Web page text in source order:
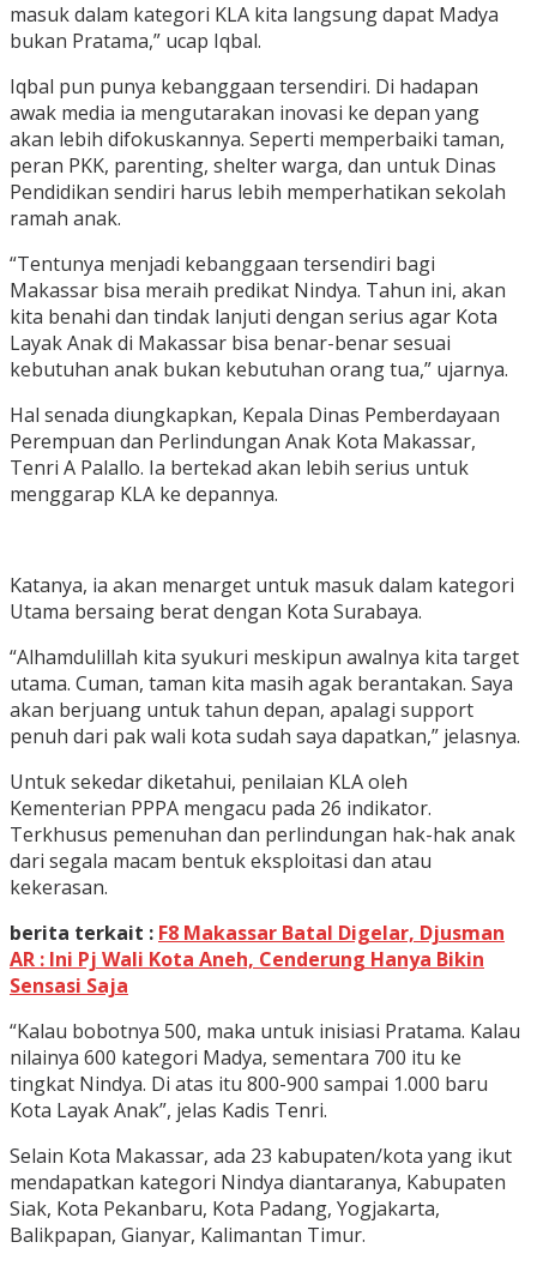
masuk dalam kategori KLA kita langsung dapat Madya
bukan Pratama,” ucap Iqbal.
Iqbal pun punya kebanggaan tersendiri. Di hadapan
awak media ia mengutarakan inovasi ke depan yang
akan lebih difokuskannya. Seperti memperbaiki taman,
peran PKK, parenting, shelter warga, dan untuk Dinas
Pendidikan sendiri harus lebih memperhatikan sekolah
ramah anak.
“Tentunya menjadi kebanggaan tersendiri bagi
Makassar bisa meraih predikat Nindya. Tahun ini, akan
kita benahi dan tindak lanjuti dengan serius agar Kota
Layak Anak di Makassar bisa benar-benar sesuai
kebutuhan anak bukan kebutuhan orang tua,” ujarnya.
Hal senada diungkapkan, Kepala Dinas Pemberdayaan
Perempuan dan Perlindungan Anak Kota Makassar,
Tenri A Palallo. Ia bertekad akan lebih serius untuk
menggarap KLA ke depannya.
Katanya, ia akan menarget untuk masuk dalam kategori
Utama bersaing berat dengan Kota Surabaya.
“Alhamdulillah kita syukuri meskipun awalnya kita target
utama. Cuman, taman kita masih agak berantakan. Saya
akan berjuang untuk tahun depan, apalagi support
penuh dari pak wali kota sudah saya dapatkan,” jelasnya.
Untuk sekedar diketahui, penilaian KLA oleh
Kementerian PPPA mengacu pada 26 indikator.
Terkhusus pemenuhan dan perlindungan hak-hak anak
dari segala macam bentuk eksploitasi dan atau
kekerasan.
berita terkait : F8 Makassar Batal Digelar, Djusman
AR : Ini Pj Wali Kota Aneh, Cenderung Hanya Bikin
Sensasi Saja
“Kalau bobotnya 500, maka untuk inisiasi Pratama. Kalau
nilainya 600 kategori Madya, sementara 700 itu ke
tingkat Nindya. Di atas itu 800-900 sampai 1.000 baru
Kota Layak Anak”, jelas Kadis Tenri.
Selain Kota Makassar, ada 23 kabupaten/kota yang ikut
mendapatkan kategori Nindya diantaranya, Kabupaten
Siak, Kota Pekanbaru, Kota Padang, Yogjakarta,
Balikpapan, Gianyar, Kalimantan Timur.